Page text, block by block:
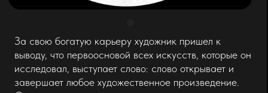
сливаются в созерцательный бессюжетный опыт, где
поразмышлять о разных аспектах языка и о том, что
он несет в себе сквозь века, глубоко запечатляя
наш культурный код, историческую память,